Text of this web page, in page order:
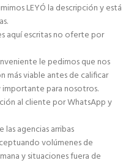
LEYÓ la descripción y está
aquí escritas no oferte por
le pedimos que nos
más viable antes de calificar
importante para nosotros.
al cliente por WhatsApp y
agencias arribas
volúmenes de
y situaciones fuera de